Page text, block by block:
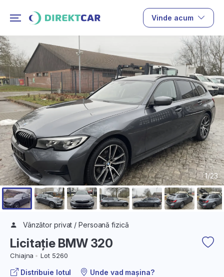
Vinde acum
Licitație BMW 320
Chiajna Lot 5260
1/23
Vânzător privat / Persoană fizică
Distribuie lotul Unde vad mașina?